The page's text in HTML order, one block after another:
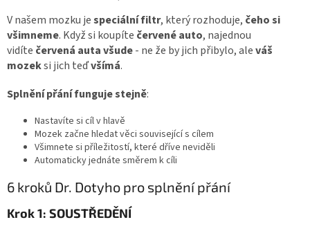
V našem mozku jespeciální filtr, který rozhoduje, čeho si
všimneme. Když si koupíte červené auto, najednou
vidíte červená auta všude- ne že by jich přibylo, aleváš
mozeksi jich teďvšímá.
Splnění přání funguje stejně:
Nastavíte si cíl v hlavě
Mozek začne hledat věci související s cílem
Všimnete si příležitostí, které dříve neviděli
Automaticky jednáte směrem k cíli
6 kroků Dr. Dotyho pro splnění přání
Krok 1: SOUSTŘEDĚNÍ